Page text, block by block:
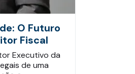
O Futuro
Fiscal
Executivo da
de uma